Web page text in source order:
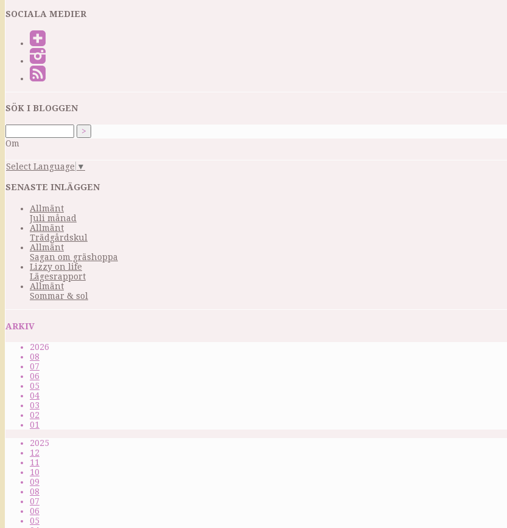
SOCIALA MEDIER
SÖK I BLOGGEN
Om
Select Language ▼
SENASTE INLÄGGEN
Allmänt
Juli månad
Allmänt
Trädgårdskul
Allmänt
Sagan om gräshoppa
Lizzy on life
Lägesrapport
Allmänt
Sommar & sol
ARKIV
2026
08
07
06
05
04
03
02
01
2025
12
11
10
09
08
07
06
05